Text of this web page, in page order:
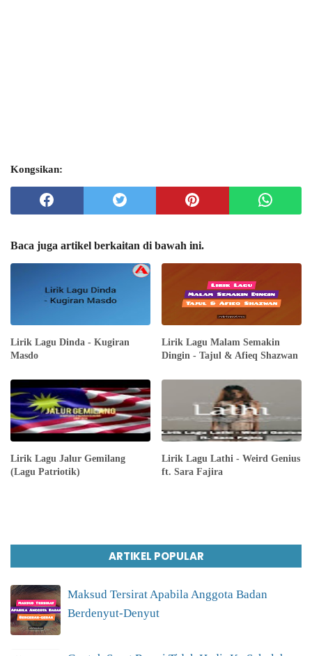
Kongsikan:
Baca juga artikel berkaitan di bawah ini.
Lirik Lagu Dinda - Kugiran
Masdo
Lirik Lagu Malam Semakin
Dingin - Tajul & Afieq Shazwan
Lirik Lagu Jalur Gemilang
(Lagu Patriotik)
Lirik Lagu Lathi - Weird Genius
ft. Sara Fajira
ARTIKEL POPULAR
Maksud Tersirat Apabila Anggota Badan
Berdenyut-Denyut